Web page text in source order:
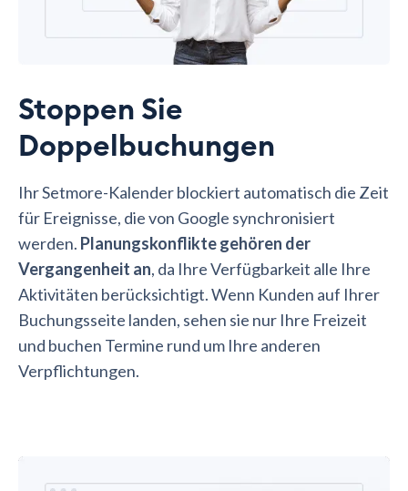
Stoppen Sie
Doppelbuchungen
Ihr Setmore-Kalender blockiert automatisch die Zeit
für Ereignisse, die von Google synchronisiert
werden. Planungskonflikte gehören der
Vergangenheit an, da Ihre Verfügbarkeit alle Ihre
Aktivitäten berücksichtigt. Wenn Kunden auf Ihrer
Buchungsseite landen, sehen sie nur Ihre Freizeit
und buchen Termine rund um Ihre anderen
Verpflichtungen.